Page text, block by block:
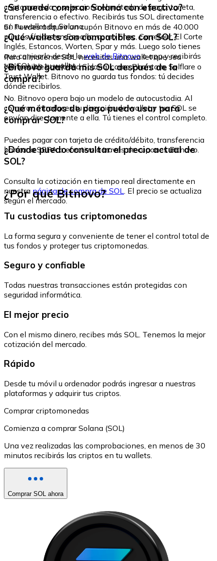
criptomoneda y selecciona el método de pago: tarjeta,
transferencia o efectivo. Recibirás tus SOL directamente
en tu wallet de Solana.
¿Se puede comprar Solana con efectivo?
Sí. Puedes adquirir un cupón Bitnovo en más de 40.000
puntos físicos en España, como Fnac, Carrefour, El Corte
Inglés, Estancos, Worten, Spar y más. Luego solo tienes
que canjearlo desde laweb de Bitnovoo app y recibirás
tus SOL en tu wallet.
¿Qué wallets son compatibles con SOL?
Para almacenar SOL necesitas una wallet que sea
compatible con la red Solana, como Phantom, Solflare o
Trust Wallet. Bitnovo no guarda tus fondos: tú decides
dónde recibirlos.
¿Bitnovo guarda mis SOL después de la
compra?
No. Bitnovo opera bajo un modelo de autocustodia. Al
comprar, introduces tu dirección de wallet y tus SOL se
envían directamente a ella. Tú tienes el control completo.
¿Qué métodos de pago puedo usar para
comprar SOL?
Puedes pagar con tarjeta de crédito/débito, transferencia
bancaria SEPA o efectivo a través de cupones Bitnovo.
¿Dónde puedo consultar el precio actual de
SOL?
Consulta la cotización en tiempo real directamente en
nuestra página de compra de SOL. El precio se actualiza
según el mercado.
¿Por qué Bitnovo?
Tu custodias tus criptomonedas
La forma segura y conveniente de tener el control total de
tus fondos y proteger tus criptomonedas.
Seguro y confiable
Todas nuestras transacciones están protegidas con
seguridad informática.
El mejor precio
Con el mismo dinero, recibes más SOL. Tenemos la mejor
cotización del mercado.
Rápido
Desde tu móvil u ordenador podrás ingresar a nuestras
plataformas y adquirir tus criptos.
Comprar criptomonedas
Comienza a comprar Solana (SOL)
Una vez realizadas las comprobaciones, en menos de 30
minutos recibirás las criptos en tu wallets.
Comprar SOL ahora